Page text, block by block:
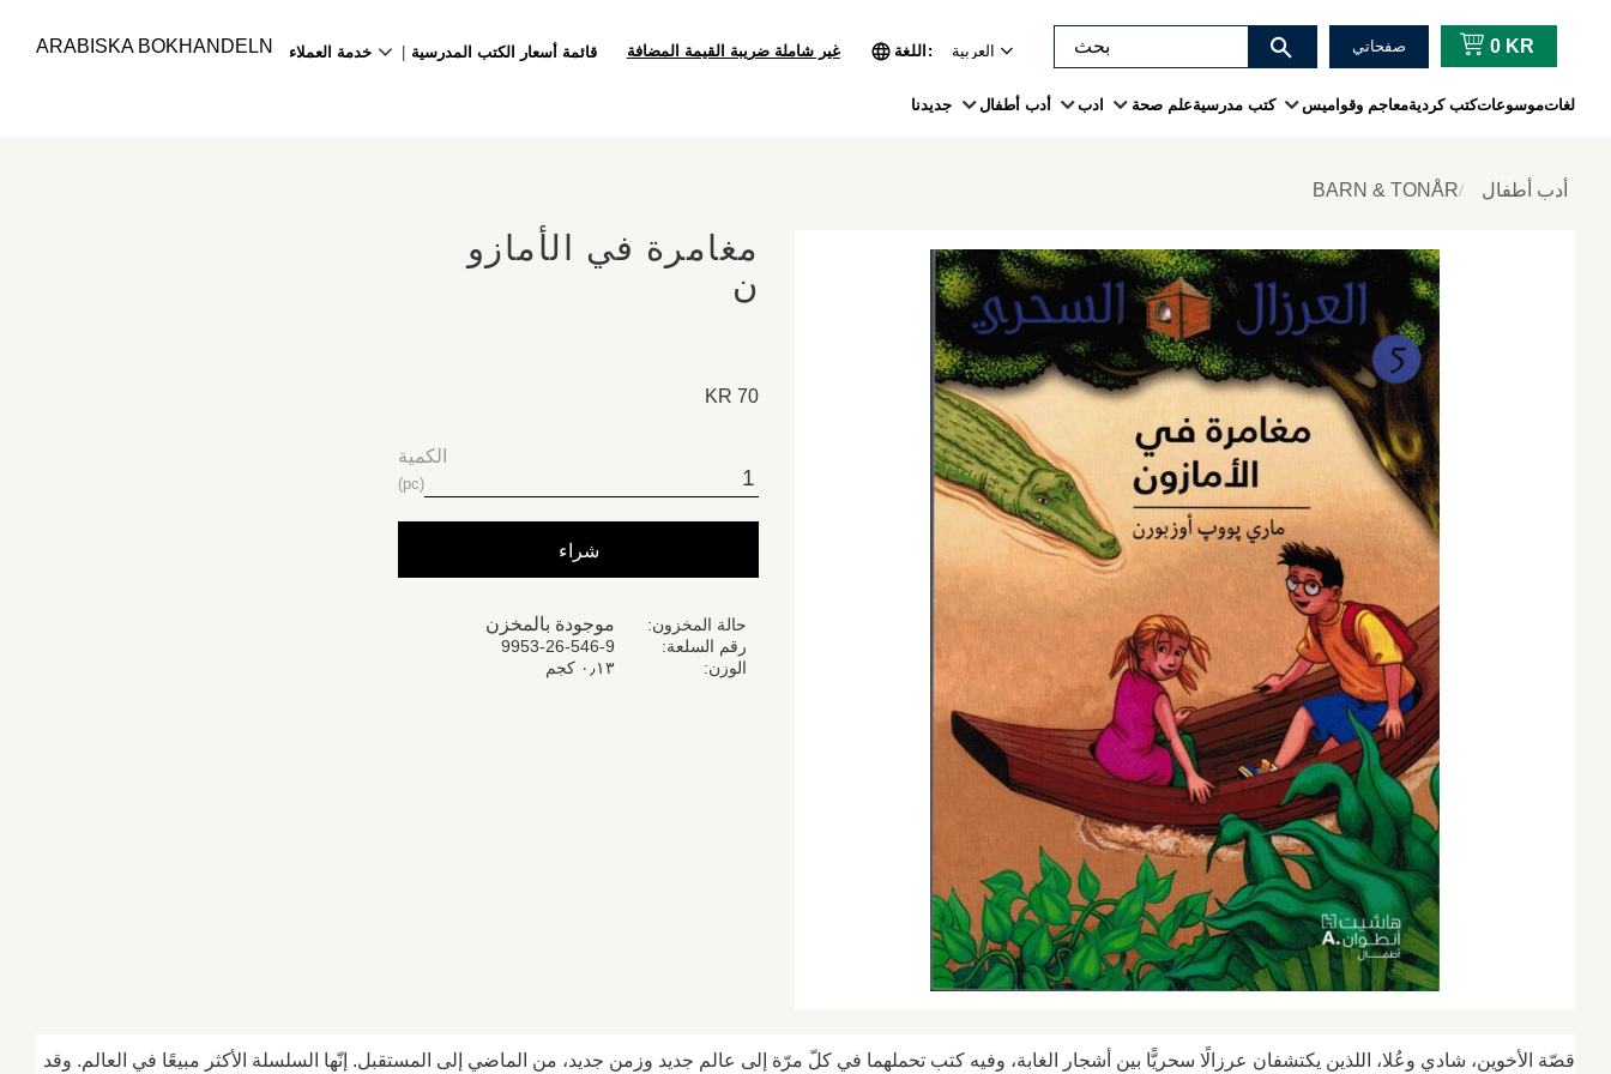
ARABISKA BOKHANDELN خدمة العملاء قائمة أسعار الكتب المدرسية غير شاملة ضريبة القيمة المضافة اللغة صفحاتي 0KR
جديدنا أدب أطفال ادب علم صحةكتب مدرسية معاجم وقواميسكتب كرديةموسوعاتلغات
أدب أطفال BARN & TONÅR
مغامرة في الأمازو
ن
70
KR
الكمية
pc
شراء
حالة المخزون موجودة بالمخزن
رقم السلعة
9953-26-546-9
الوزن
٠٫١٣ كجم
قصّة الأخوين، شادي وعُلا، اللذين يكتشفان عرزالًا سحريًّا بين أشجار الغابة، وفيه كتب تحملهما في كلّ مرّة إلى عالم جديد وزمن جديد، من الماضي إلى المستقبل. إنّها السلسلة الأكثر مبيعًا في العالم. وقد